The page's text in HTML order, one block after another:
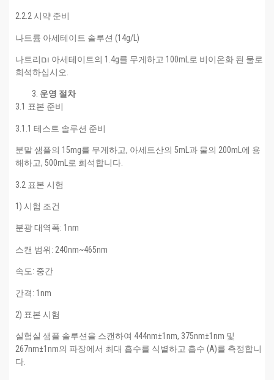
2.2.2 시약 준비
나트륨 아세테이트 솔루션 (14g/L)
나트리ום 아세테이트의 1.4g를 무게하고 100mL로 비이온화 된 물로
희석하십시오.
운영 절차
3.1 표본 준비
3.1.1 테스트 솔루션 준비
분말 샘플의 15mg를 무게하고, 아세트산의 5mL과 물의 200mL에 용
해하고, 500mL로 희석합니다.
3.2 표본 시험
1) 시험 조건
분광 대역폭: 1nm
스캔 범위: 240nm~465nm
속도: 중간
간격: 1nm
2) 표본 시험
실험실 샘플 솔루션을 스캔하여 444nm±1nm, 375nm±1nm 및
267nm±1nm의 파장에서 최대 흡수를 식별하고 흡수 (A)를 측정합니
다.